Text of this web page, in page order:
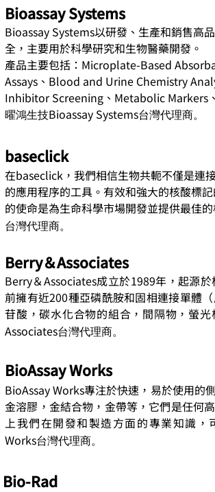
Bioassay Systems
Bioassay Systems以研發、生產和銷售高
全，主要用於科學研究和生物醫藥開發。
產品主要包括：Microplate-Based
Assays、Blood and Urine Chemistry
Inhibitor Screening、Metabolic Markers
曜鴻生技Bioassay Systems台灣代理商。
baseclick
在baseclick，我們相信生物共軛不僅是連
的應用程序的工具。有效和強大的核酸標
的使命是為生命科學市場開發並提供最佳
台灣代理商。
Berry＆Associates
Berry＆Associates成立於1989年，起源
前擁有近200種亞磷酰胺和固相連接單體
苷酸，碳水化合物的組合，間隔物，螢
Associates台灣代理商。
BioAssay Works
BioAssay Works專注於快速，易於使用的
金溶膠，金結合物，金帶等，它們是任何
上我們在開發和製造方面的專業知識，
Works台灣代理商。
Bio-Rad